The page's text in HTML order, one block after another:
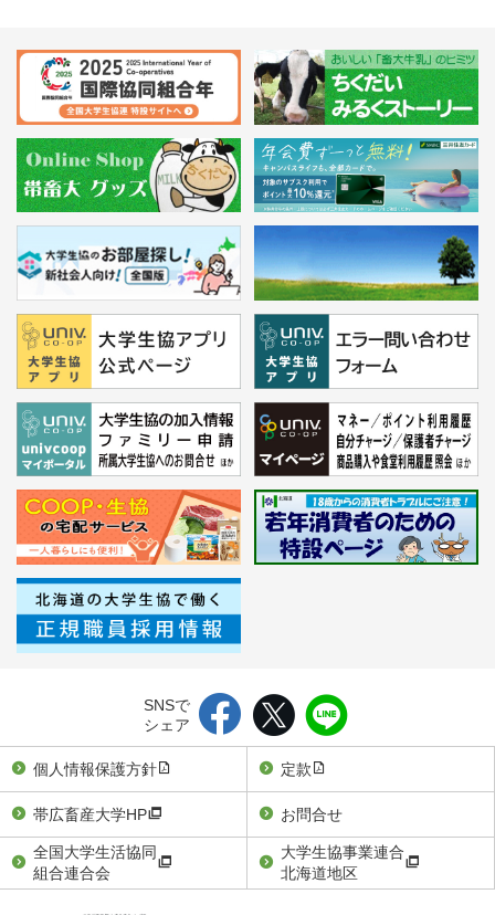
SNSで
シェア
個人情報保護方針
定款
帯広畜産大学HP
お問合せ
全国大学生活協同
組合連合会
大学生協事業連合
北海道地区